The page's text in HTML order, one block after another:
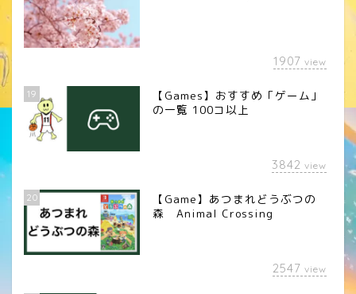
1907 view
19
【Games】おすすめ「ゲーム」
の一覧 100コ以上
3842 view
20
【Game】あつまれどうぶつの
森 Animal Crossing
2547 view